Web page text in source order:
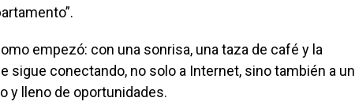
empezó: con una sonrisa, una taza de café y la
sigue conectando, no solo a Internet, sino también a un
y lleno de oportunidades.